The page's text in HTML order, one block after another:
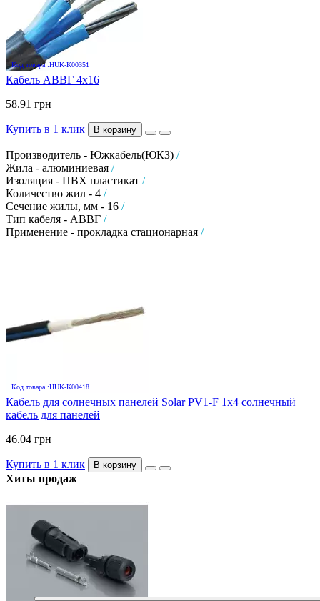
Код товара :HUK-K00351
Кабель АВВГ 4х16
58.91 грн
Купить в 1 клик В корзину
Производитель - Южкабель(ЮКЗ) /
Жила - алюминиевая /
Изоляция - ПВХ пластикат /
Количество жил - 4 /
Сечение жилы, мм - 16 /
Тип кабеля - АВВГ /
Применение - прокладка стационарная /
Код товара :HUK-K00418
Кабель для солнечных панелей Solar PV1-F 1х4 солнечный
кабель для панелей
46.04 грн
Купить в 1 клик В корзину
Хиты продаж